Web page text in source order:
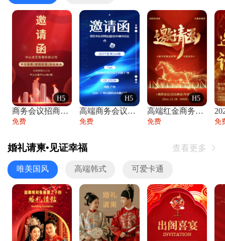
H5
商务会议招商展会科技峰会邀请函年会邀请
免费
H5
高端商务会议招商加盟展会峰会论坛邀请函
免费
H5
高端红金商务会议年会年终盛典答谢邀请函
免费 免
婚礼请柬•见证幸福 查看更多 
唯美国风 高端韩式 可爱卡通